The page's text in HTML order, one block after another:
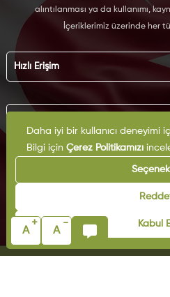
A
+
A
-
alıntılanması ya da kullanımı,
İçeriklerimiz üzerinde her
Hızlı Erişim
İş
Arşiv
KVKK
Çerez
Gizlilik
Kullanım
Daha iyi bir kullanıcı deneyimi
Bilgi için Çerez Politikamızı
Kabul